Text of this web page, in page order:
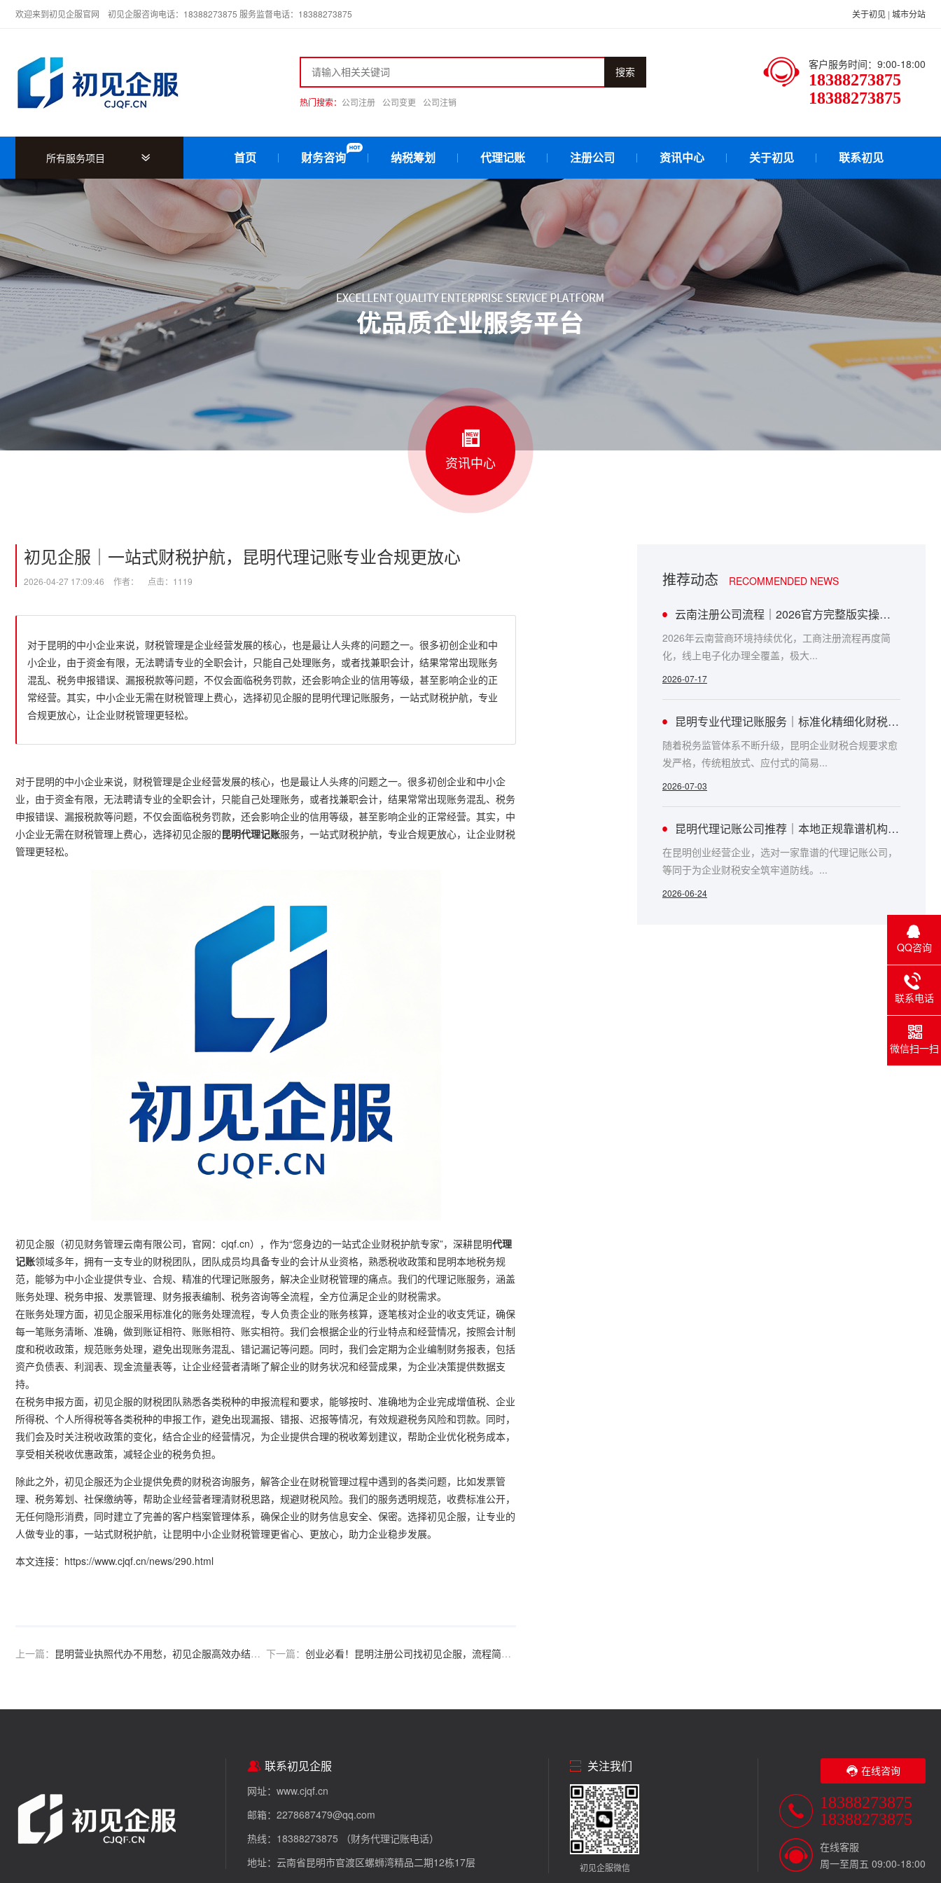
关于初见 | 城市分站
欢迎来到初见企服官网 初见企服咨询电话：18388273875 服务监督电话：18388273875
搜索
热门搜索： 公司注册 公司变更 公司注销
客户服务时间：9:00-18:00
18388273875
18388273875
所有服务项目 首页 财务咨询 纳税筹划 代理记账 注册公司 资讯中心 关于初见 联系初见
资讯中心
初见企服｜一站式财税护航，昆明代理记账专业合规更放心
2026-04-27 17:09:46 作者： 点击：1119
对于昆明的中小企业来说，财税管理是企业经营发展的核心，也是最让人头疼的问题之一。很多初创企业和中
小企业，由于资金有限，无法聘请专业的全职会计，只能自己处理账务，或者找兼职会计，结果常常出现账务
混乱、税务申报错误、漏报税款等问题，不仅会面临税务罚款，还会影响企业的信用等级，甚至影响企业的正
常经营。其实，中小企业无需在财税管理上费心，选择初见企服的昆明代理记账服务，一站式财税护航，专业
合规更放心，让企业财税管理更轻松。
对于昆明的中小企业来说，财税管理是企业经营发展的核心，也是最让人头疼的问题之一。很多初创企业和中小企
业，由于资金有限，无法聘请专业的全职会计，只能自己处理账务，或者找兼职会计，结果常常出现账务混乱、税务
申报错误、漏报税款等问题，不仅会面临税务罚款，还会影响企业的信用等级，甚至影响企业的正常经营。其实，中
小企业无需在财税管理上费心，选择初见企服的昆明代理记账服务，一站式财税护航，专业合规更放心，让企业财税
管理更轻松。
初见企服（初见财务管理云南有限公司，官网：cjqf.cn），作为“您身边的一站式企业财税护航专家”，深耕昆明代理
记账领域多年，拥有一支专业的财税团队，团队成员均具备专业的会计从业资格，熟悉税收政策和昆明本地税务规
范，能够为中小企业提供专业、合规、精准的代理记账服务，解决企业财税管理的痛点。我们的代理记账服务，涵盖
账务处理、税务申报、发票管理、财务报表编制、税务咨询等全流程，全方位满足企业的财税需求。
在账务处理方面，初见企服采用标准化的账务处理流程，专人负责企业的账务核算，逐笔核对企业的收支凭证，确保
每一笔账务清晰、准确，做到账证相符、账账相符、账实相符。我们会根据企业的行业特点和经营情况，按照会计制
度和税收政策，规范账务处理，避免出现账务混乱、错记漏记等问题。同时，我们会定期为企业编制财务报表，包括
资产负债表、利润表、现金流量表等，让企业经营者清晰了解企业的财务状况和经营成果，为企业决策提供数据支
持。
在税务申报方面，初见企服的财税团队熟悉各类税种的申报流程和要求，能够按时、准确地为企业完成增值税、企业
所得税、个人所得税等各类税种的申报工作，避免出现漏报、错报、迟报等情况，有效规避税务风险和罚款。同时，
我们会及时关注税收政策的变化，结合企业的经营情况，为企业提供合理的税收筹划建议，帮助企业优化税务成本，
享受相关税收优惠政策，减轻企业的税务负担。
除此之外，初见企服还为企业提供免费的财税咨询服务，解答企业在财税管理过程中遇到的各类问题，比如发票管
理、税务筹划、社保缴纳等，帮助企业经营者理清财税思路，规避财税风险。我们的服务透明规范，收费标准公开，
无任何隐形消费，同时建立了完善的客户档案管理体系，确保企业的财务信息安全、保密。选择初见企服，让专业的
人做专业的事，一站式财税护航，让昆明中小企业财税管理更省心、更放心，助力企业稳步发展。
本文连接：https://www.cjqf.cn/news/290.html
上一篇： 昆明营业执照代办不用愁，初见企服高效办结，省时又省力 下一篇： 创业必看！昆明注册公司找初见企服，流程简化，收费透明
推荐动态 RECOMMENDED NEWS
云南注册公司流程｜2026官方完整版实操指南
2026年云南营商环境持续优化，工商注册流程再度简
化，线上电子化办理全覆盖，极大...
2026-07-17
昆明专业代理记账服务｜标准化精细化财税托管详解
随着税务监管体系不断升级，昆明企业财税合规要求愈
发严格，传统粗放式、应付式的简易...
2026-07-03
昆明代理记账公司推荐｜本地正规靠谱机构避坑指南
在昆明创业经营企业，选对一家靠谱的代理记账公司，
等同于为企业财税安全筑牢道防线。...
2026-06-24
联系初见企服
网址：www.cjqf.cn
邮箱：2278687479@qq.com
热线：18388273875 （财务代理记账电话）
地址：云南省昆明市官渡区螺蛳湾精品二期12栋17层
关注我们
初见企服微信
在线咨询
18388273875
18388273875
在线客服
周一至周五 09:00-18:00
QQ咨询
联系电话
微信扫一扫